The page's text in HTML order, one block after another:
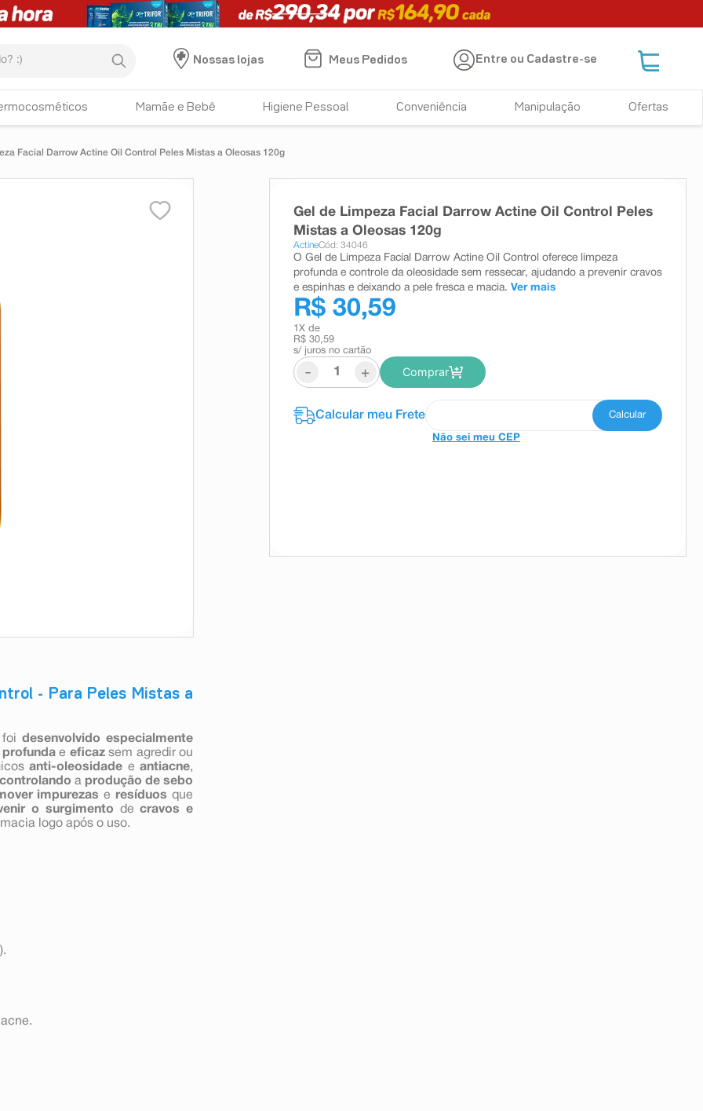
Nossas lojas
Meus Pedidos Entre ou Cadastre-se
Mamãe e Bebê Higiene Pessoal Conveniência Manipulação Ofertas
Facial Darrow Actine Oil Control Peles Mistas a Oleosas 120g
- Para Peles Mistas a
foi desenvolvido especialmente
profundae eficazsem agredir ou
anti-oleosidade eantiacne,
controlando a produção de sebo
impurezas e resíduos que
o surgimento decravos e
logo após o uso.
Gel de Limpeza Facial Darrow Actine Oil Control Peles
Mistas a Oleosas 120g
ActineCód: 34046
O Gel de Limpeza Facial Darrow Actine Oil Control oferece limpeza
profunda e controle da oleosidade sem ressecar, ajudando a prevenir cravos
e espinhas e deixando a pele fresca e macia. Ver mais
R$ 30,59
1 X de
R$ 30,59
s/ juros no cartão
- + Comprar
Não sei meu CEP